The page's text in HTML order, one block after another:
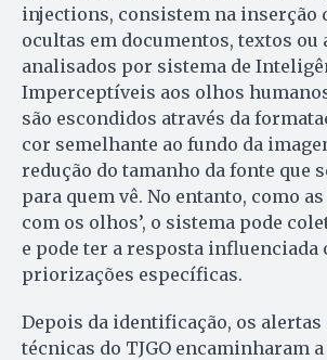
injections, consistem na inserção
ocultas em documentos, textos ou
analisados por sistema de
Imperceptíveis aos olhos
são escondidos através da
cor semelhante ao fundo da
redução do tamanho da fonte que
para quem vê. No entanto, como as
com os olhos’, o sistema pode
e pode ter a resposta influenciada
priorizações específicas.
Depois da identificação, os alertas
técnicas do TJGO encaminharam